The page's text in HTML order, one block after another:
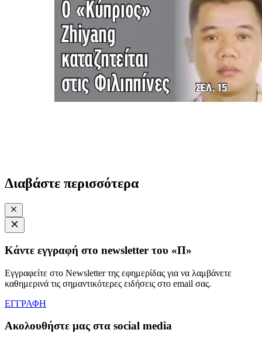
Διαβάστε περισσότερα
Κάντε εγγραφή στο newsletter του «Π»
Εγγραφείτε στο Newsletter της εφημερίδας για να λαμβάνετε
καθημερινά τις σημαντικότερες ειδήσεις στο email σας.
ΕΓΓΡΑΦΗ
Ακολουθήστε μας στα social media